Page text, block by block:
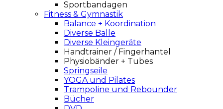
Sportbandagen
Fitness & Gymnastik
Balance + Koordination
Diverse Bälle
Diverse Kleingeräte
Handtrainer / Fingerhantel
Physiobänder + Tubes
Springseile
YOGA und Pilates
Trampoline und Rebounder
Bücher